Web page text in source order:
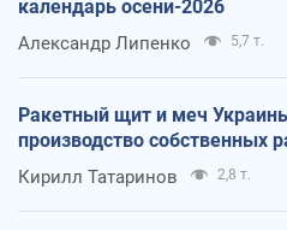
календарь осени-2026
Александр Липенко 5,7 т.
Ракетный щит и меч
производство собственных
Кирилл Татаринов 2,8 т.